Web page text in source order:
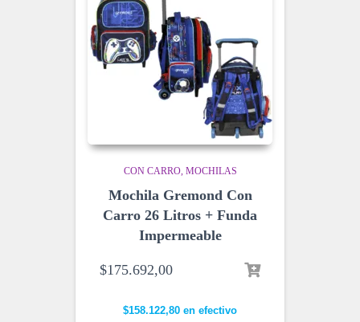
CON CARRO MOCHILAS
Mochila Gremond Con
Carro 26 Litros + Funda
Impermeable
$175.692,00
$158.122,80 en efectivo